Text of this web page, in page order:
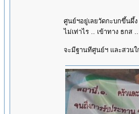
ศูนย์ฯอยู่เลยวัดกะบกขึ้นผึ้
ไม่เท่าไร .. เข้าทาง ธกส
จะมีฐานทีศูนย์ฯ และสวน